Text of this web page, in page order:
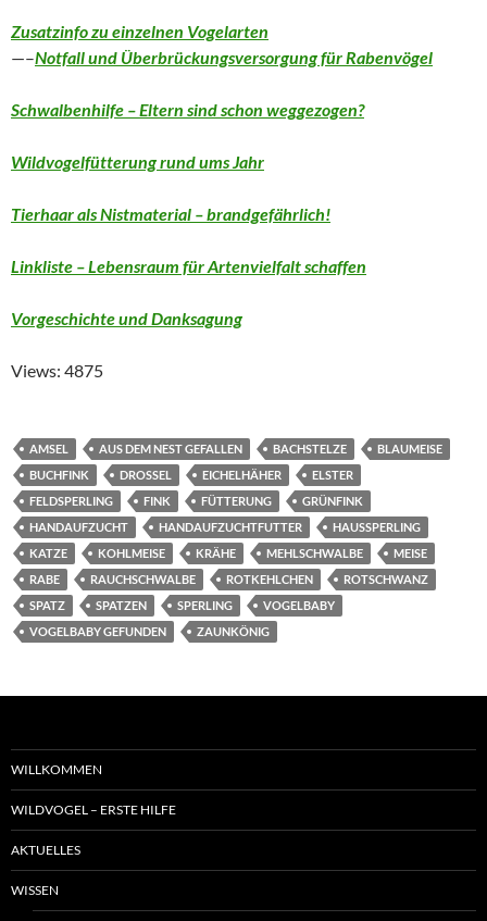
Zusatzinfo zu einzelnen Vogelarten
—–Notfall und Überbrückungsversorgung für Rabenvögel
Schwalbenhilfe – Eltern sind schon weggezogen?
Wildvogelfütterung rund ums Jahr
Tierhaar als Nistmaterial – brandgefährlich!
Linkliste – Lebensraum für Artenvielfalt schaffen
Vorgeschichte und Danksagung
Views: 4875
AMSEL AUS DEM NEST GEFALLEN BACHSTELZE
BLAUMEISE
BUCHFINK
DROSSEL EICHELHÄHER
ELSTER
FELDSPERLING
FINK FÜTTERUNG
GRÜNFINK
HANDAUFZUCHT
HANDAUFZUCHTFUTTER
HAUSSPERLING
KATZE
KOHLMEISE KRÄHE MEHLSCHWALBE
MEISE
RABE
RAUCHSCHWALBE ROTKEHLCHEN
ROTSCHWANZ
SPATZ
SPATZEN SPERLING
VOGELBABY
VOGELBABY GEFUNDEN
ZAUNKÖNIG
WILLKOMMEN
WILDVOGEL – ERSTE HILFE
AKTUELLES
WISSEN